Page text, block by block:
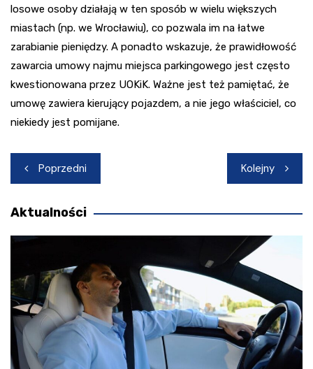
losowe osoby działają w ten sposób w wielu większych
miastach (np. we Wrocławiu), co pozwala im na łatwe
zarabianie pieniędzy. A ponadto wskazuje, że prawidłowość
zawarcia umowy najmu miejsca parkingowego jest często
kwestionowana przez UOKiK. Ważne jest też pamiętać, że
umowę zawiera kierujący pojazdem, a nie jego właściciel, co
niekiedy jest pomijane.
Nawigacja
wpisu
Poprzedni Kolejny
Aktualności